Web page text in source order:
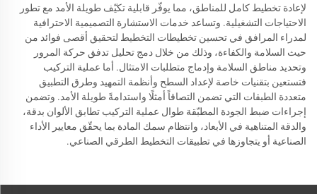
لإعادة تخطيط كامل للمناطق، مما يوفّر قابلية تكيّف طويلة الأمد مع تطور
الاحتياجات التشغيلية. وتساعد خدمات الاستشارة التصميمية الاحترافية
لمدراء المرافق في تحسين تخطيطات التخطيط لتحقيق أقصى فوائد من
حيث السلامة والكفاءة، وذلك من خلال دمج تحليل تدفق حركة المرور
وتحديد مناطق السلامة وإدماج متطلبات الامتثال. أما عملية التركيب
فتستعين بتقنيات خاصة لإعداد السطح وأنظمة التمهيد وطرق التطبيق
متعددة الطبقات التي تضمن التصاقاً أمثلًا واستدامةً طويلة الأمد. وتضمن
إجراءات ضبط الجودة المطبّقة طوال عملية التركيب تطابق الألوان بدقة،
والدقة المتناهية في الأبعاد، وانتظام سمك المادة بما يحقّق معايير الأداء
الصناعية أو يتجاوزها في تطبيقات التخطيط الطرقي الصناعي.